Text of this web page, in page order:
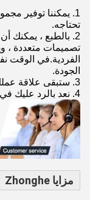
1. يمكننا توفير
تحتاجه.
2. بالطبع ، يمكنك
تصميمات متعددة ،
الفردية.في الوقت
الجودة.
3. ستبقى علاقة عملك معنا سرية لأي طرف ثالث.
4. نعد بالرد عليك في غضون 12 ساعة بعد تلقي استفسارك.
مزايا Zhonghe